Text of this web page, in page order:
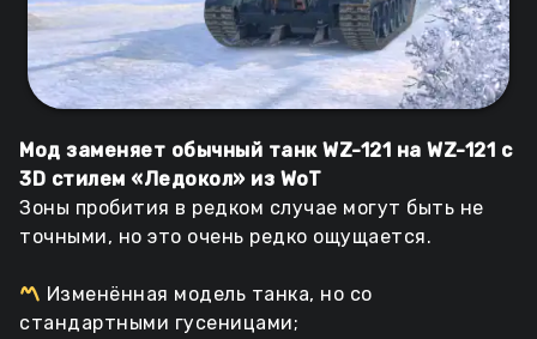
Мод заменяет обычный танк WZ-121 на WZ-121 с
3D стилем «Ледокол» из WoT
Зоны пробития в редком случае могут быть не
точными, но это очень редко ощущается.
Изменённая модель танка, но со
стандартными гусеницами;